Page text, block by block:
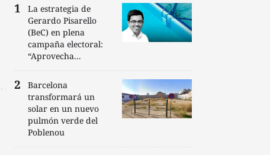
La estrategia de
Gerardo Pisarello
(BeC) en plena
campaña electoral:
“Aprovecha...
Barcelona
transformará un
solar en un nuevo
pulmón verde del
Poblenou